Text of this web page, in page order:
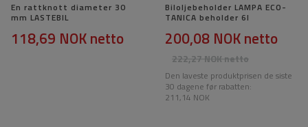
En rattknott diameter 30
mm LASTEBIL
118,69 NOKnetto
Biloljebeholder LAMPA ECO-
TANICA beholder 6l
222,27 NOKnetto
200,08 NOKnetto
Den laveste produktprisen de siste
30 dagene før rabatten:
211,14 NOK